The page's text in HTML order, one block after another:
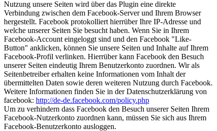
Nutzung unsere Seiten wird über das Plugin eine direkte
Verbindung zwischen dem Facebook-Server und Ihrem Browser
hergestellt. Facebook protokolliert hierrüber Ihre IP-Adresse und
welche unserer Seiten Sie besucht haben. Wenn Sie in Ihrem
Facebook-Account eingeloggt sind und den Facebook "Like-
Button" anklicken, können Sie unsere Seiten und Inhalte auf Ihrem
Facebook-Profil verlinken. Hierrüber kann Facebook den Besuch
unserer Seiten eindeutig Ihrem Benutzerkonto zuordnen. Wir als
Seitenbetreiber erhalten keine Informationen vom Inhalt der
übermittelten Daten sowie deren weiteren Nutzung durch Facebook.
Weitere Informationen finden Sie in der Datenschutzerklärung von
facebook: http://de-de.facebook.com/policy.php
Um zu verhindern dass Facebook den Besuch unserer Seiten Ihrem
Facebook-Nutzerkonto zuordnen kann, müssen Sie sich aus Ihrem
Facebook-Benutzerkonto ausloggen.